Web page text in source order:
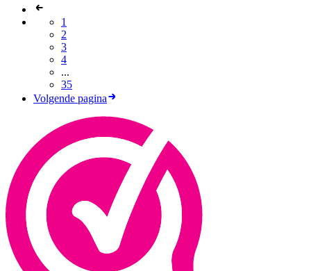
1
2
3
4
...
35
Volgende pagina